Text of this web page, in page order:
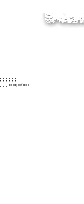
; ; ; ; ; ;
; ; ; подробнее: